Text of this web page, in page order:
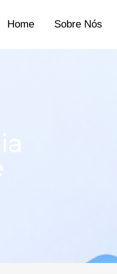
Home Sobre Nós